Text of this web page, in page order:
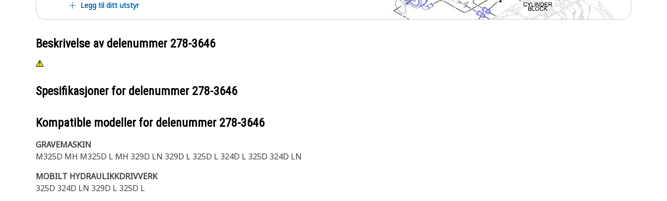
Legg til ditt utstyr
Beskrivelse av delenummer 278-3646
Spesifikasjoner for delenummer 278-3646
Kompatible modeller for delenummer 278-3646
GRAVEMASKIN
M325D MH M325D L MH 329D LN 329D L 325D L 324D L 325D 324D LN
MOBILT HYDRAULIKKDRIVVERK
325D 324D LN 329D L 325D L